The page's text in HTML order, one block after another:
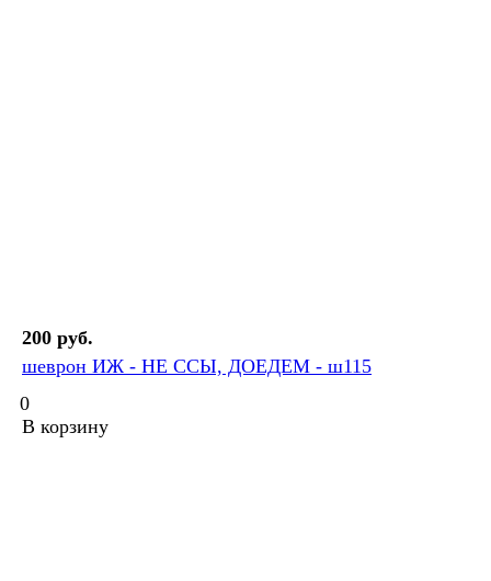
200 руб.
шеврон ИЖ - НЕ ССЫ, ДОЕДЕМ - ш115
0
В корзину